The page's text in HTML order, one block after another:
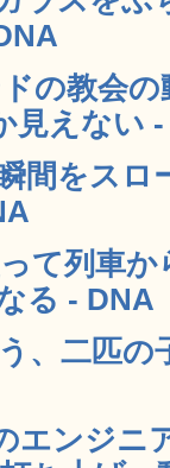
の教会
見えない
間をスロ
て列車
る - DNA
、二匹の
エンジニ